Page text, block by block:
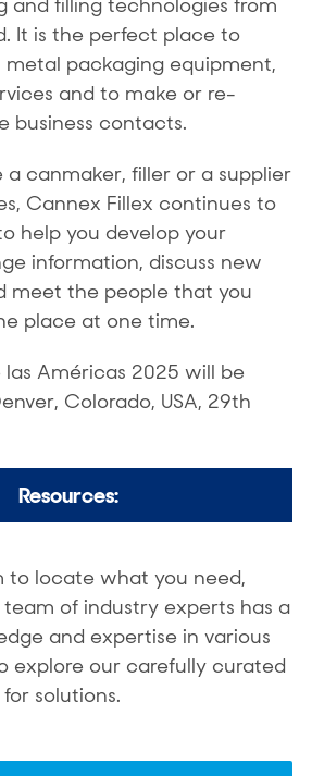
and filling technologies from
It is the perfect place to
packaging equipment,
and to make or re-
business contacts.
canmaker, filler or a supplier
Cannex Fillex continues to
help you develop your
information, discuss new
meet the people that you
place at one time.
Américas 2025 will be
Colorado, USA, 29th
Resources:
to locate what you need,
team of industry experts has a
and expertise in various
explore our carefully curated
solutions.